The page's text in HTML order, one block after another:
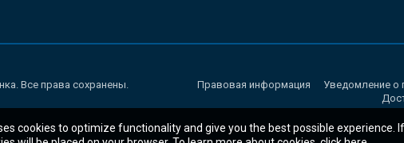
Все права сохранены. Правовая информация Уведомление о
cookies to optimize functionality and give you the best possible experience.